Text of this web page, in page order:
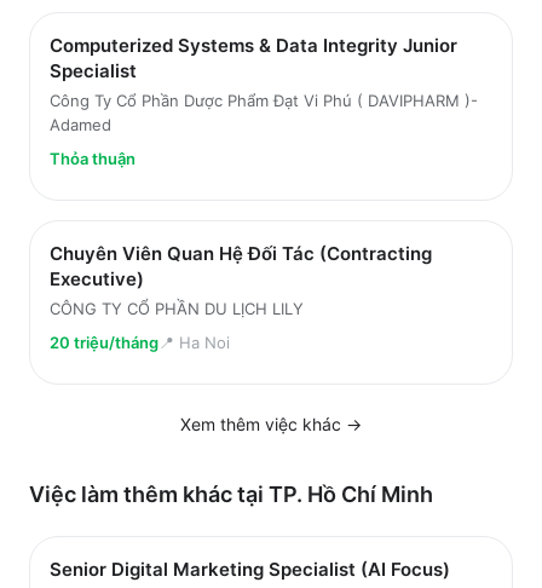
Computerized Systems & Data Integrity Junior
Specialist
Công Ty Cổ Phần Dược Phẩm Đạt Vi Phú ( DAVIPHARM )-
Adamed
Thỏa thuận
Chuyên Viên Quan Hệ Đối Tác (Contracting
Executive)
CÔNG TY CỔ PHẦN DU LỊCH LILY
20 triệu/tháng📍 Ha Noi
Xem thêm việc khác →
Việc làm thêm khác tại TP. Hồ Chí Minh
Senior Digital Marketing Specialist (AI Focus)